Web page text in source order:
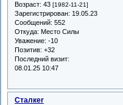
Возраст: 43 [1982-11-21]
Зарегистрирован: 19.05.23
Сообщений: 552
Откуда: Место Силы
Уважение: -10
Позитив: +32
Последний визит:
08.01.25 10:47
Сталкеr